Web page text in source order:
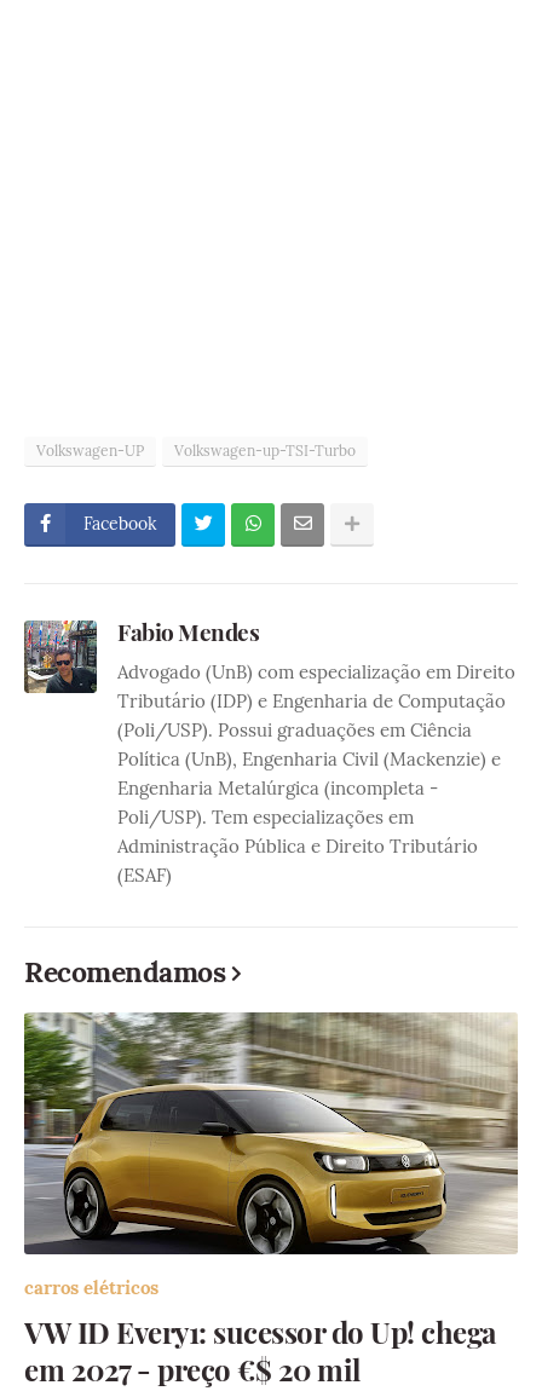
Volkswagen-UP Volkswagen-up-TSI-Turbo
Facebook
Fabio Mendes
Advogado (UnB) com especialização em Direito
Tributário (IDP) e Engenharia de Computação
(Poli/USP). Possui graduações em Ciência
Política (UnB), Engenharia Civil (Mackenzie) e
Engenharia Metalúrgica (incompleta -
Poli/USP). Tem especializações em
Administração Pública e Direito Tributário
(ESAF)
Recomendamos
carros elétricos
VW ID Every1: sucessor do Up! chega
em 2027 - preço €$ 20 mil